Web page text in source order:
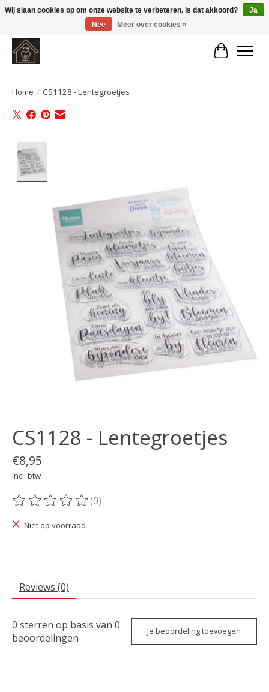
Large selection of products and fast shipping!
Home / CS1128 - Lentegroetjes
CS1128 - Lentegroetjes
€8,95
Incl. btw
De beoordeling van dit product is
(0)
Niet op voorraad
Reviews (0)
0 sterren op basis van 0
beoordelingen
Je beoordeling toevoegen
Wij slaan cookies op om onze website te verbeteren. Is dat akkoord?
Ja
Nee
Meer over cookies »